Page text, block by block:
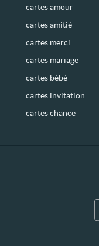
cartes amour
cartes amitié
cartes merci
cartes mariage
cartes bébé
cartes invitation
cartes chance